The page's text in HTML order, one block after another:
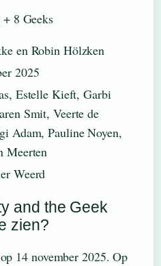
8 Geeks
en Robin Hölzken
2025
Estelle Kieft, Garbi
Smit, Veerte de
Adam, Pauline Noyen,
Meerten
Weerd
and the Geek
zien?
14 november 2025. Op